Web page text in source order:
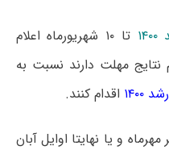
تا ۱۰ شهریورماه اعلام
نتایج مهلت دارند نسبت به
اقدام کنند.
مهرماه و یا نهایتا اوایل آبان